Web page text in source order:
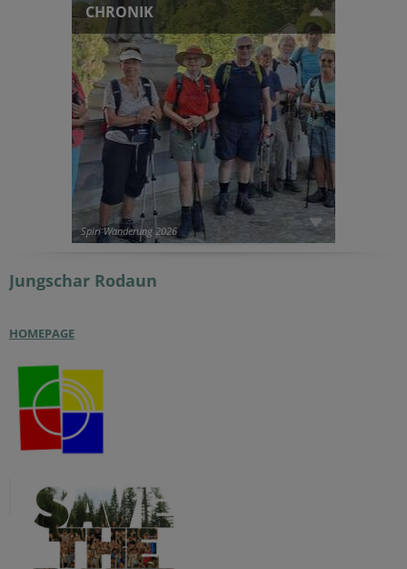
CHRONIK
Spiri Wanderung 2026
Jungschar Rodaun
HOMEPAGE